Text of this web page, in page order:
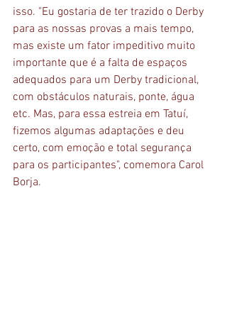
isso. "Eu gostaria de ter trazido o Derby
para as nossas provas a mais tempo,
mas existe um fator impeditivo muito
importante que é a falta de espaços
adequados para um Derby tradicional,
com obstáculos naturais, ponte, água
etc. Mas, para essa estreia em Tatuí,
fizemos algumas adaptações e deu
certo, com emoção e total segurança
para os participantes", comemora Carol
Borja.